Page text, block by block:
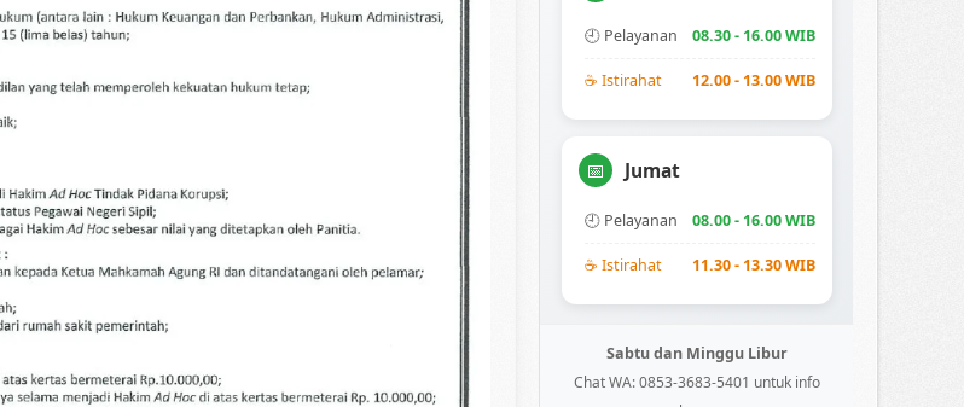
🕘 Pelayanan 08.30 - 16.00 WIB
☕ Istirahat 12.00 - 13.00 WIB
📅 Jumat
🕘 Pelayanan 08.00 - 16.00 WIB
☕ Istirahat 11.30 - 13.30 WIB
Sabtu dan Minggu Libur
Chat WA: 0853-3683-5401 untuk info